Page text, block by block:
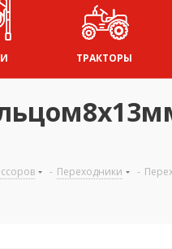
ТРАКТОРЫ
- Переходники -